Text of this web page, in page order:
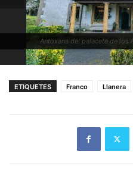
Antoxana del palacete de los
ETIQUETES Franco Llanera